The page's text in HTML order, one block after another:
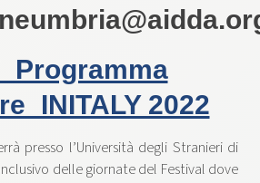
2022
presso l’Università degli Stranieri di
delle giornate del Festival dove